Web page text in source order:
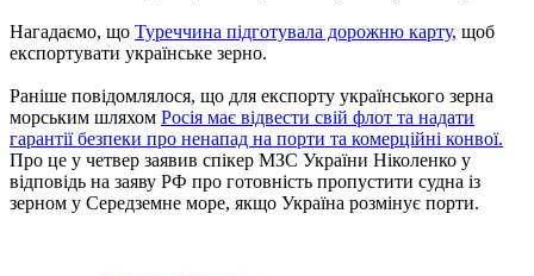
Нагадаємо, що Туреччина підготувала дорожню карту, щоб
експортувати українське зерно.
Раніше повідомлялося, що для експорту українського зерна
морським шляхом Росія має відвести свій флот та надати
гарантії безпеки про ненапад на порти та комерційні конвої.
Про це у четвер заявив спікер МЗС України Ніколенко у
відповідь на заяву РФ про готовність пропустити судна із
зерном у Середземне море, якщо Україна розмінує порти.